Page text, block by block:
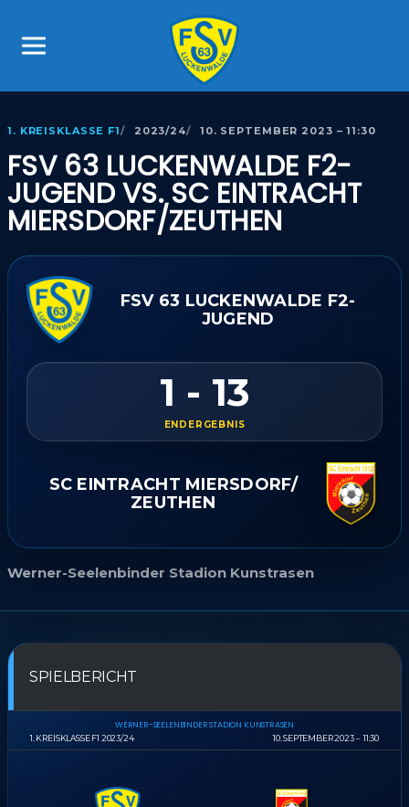
1. KREISKLASSE F1 2023/24 10. SEPTEMBER 2023 – 11:30
FSV 63 LUCKENWALDE F2-
JUGEND VS. SC EINTRACHT
MIERSDORF/​ZEUTHEN
FSV 63 LUCKENWALDE F2-
JUGEND
1 - 13
ENDERGEBNIS
SC EINTRACHT MIERSDORF/​
ZEUTHEN
Werner-Seelenbinder Stadion Kunstrasen
SPIELBERICHT
1. KREISKLASSE F1 2023/24
WERNER-SEELENBINDER STADION KUNSTRASEN
10. SEPTEMBER 2023 11:30